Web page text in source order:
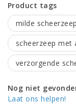
Product tags
milde scheerzeep
scheerzeep met
verzorgende
Nog niet
Laat ons helpen!